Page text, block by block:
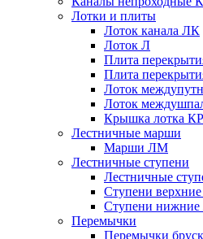
Лотки и плиты
Лоток канала ЛК
Лоток Л
Плита
Плита
Лоток
Лоток
Крышка лотка КР
Лестничные марши
Марши ЛМ
Лестничные ступени
Лестничные
Ступени
Ступени
Перемычки
Перемычки